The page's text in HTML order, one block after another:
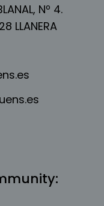
Nº 4.
LLANERA